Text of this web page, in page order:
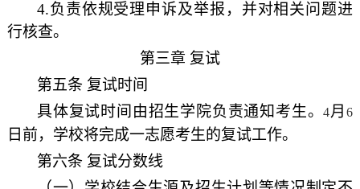
4.负责依规受理申诉及举报，并对相关问题进
行核查。
第三章 复试
第五条 复试时间
具体复试时间由招生学院负责通知考生。4月6
日前，学校将完成一志愿考生的复试工作。
第六条 复试分数线